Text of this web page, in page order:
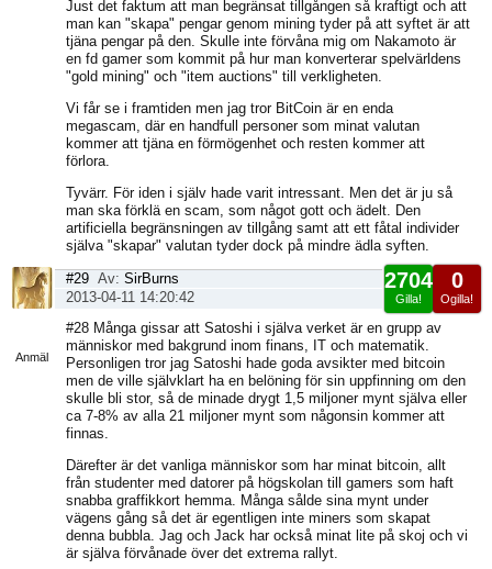
Just det faktum att man begränsat tillgången så kraftigt och att
man kan "skapa" pengar genom mining tyder på att syftet är att
tjäna pengar på den. Skulle inte förvåna mig om Nakamoto är
en fd gamer som kommit på hur man konverterar spelvärldens
"gold mining" och "item auctions" till verkligheten.
Vi får se i framtiden men jag tror BitCoin är en enda
megascam, där en handfull personer som minat valutan
kommer att tjäna en förmögenhet och resten kommer att
förlora.
Tyvärr. För iden i själv hade varit intressant. Men det är ju så
man ska förklä en scam, som något gott och ädelt. Den
artificiella begränsningen av tillgång samt att ett fåtal individer
själva "skapar" valutan tyder dock på mindre ädla syften.
Anmäl
0
Ogilla!
2704
Gilla!
#29 Av: SirBurns
2013-04-11 14:20:42
#28 Många gissar att Satoshi i själva verket är en grupp av
människor med bakgrund inom finans, IT och matematik.
Personligen tror jag Satoshi hade goda avsikter med bitcoin
men de ville självklart ha en belöning för sin uppfinning om den
skulle bli stor, så de minade drygt 1,5 miljoner mynt själva eller
ca 7-8% av alla 21 miljoner mynt som någonsin kommer att
finnas.
Därefter är det vanliga människor som har minat bitcoin, allt
från studenter med datorer på högskolan till gamers som haft
snabba graffikkort hemma. Många sålde sina mynt under
vägens gång så det är egentligen inte miners som skapat
denna bubbla. Jag och Jack har också minat lite på skoj och vi
är själva förvånade över det extrema rallyt.